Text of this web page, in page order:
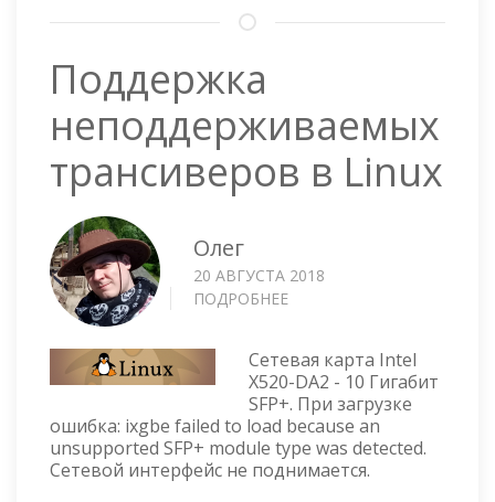
Поддержка
неподдерживаемых
трансиверов в Linux
Олег
20 АВГУСТА 2018
ПОДРОБНЕЕ
ТРАНСИВЕРОВ
В
LINUX
Сетевая карта Intel
X520-DA2 - 10 Гигабит
SFP+. При загрузке
ошибка: ixgbe failed to load because an
unsupported SFP+ module type was detected.
Сетевой интерфейс не поднимается.